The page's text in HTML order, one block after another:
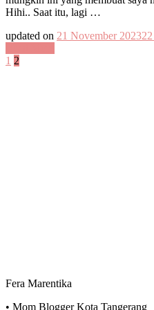
Hihi.. Saat itu, lagi …
updated on 21 November 2023
Posts
Page
1 Page
2
Fera Marentika
• Mom Blogger Kota Tangerang